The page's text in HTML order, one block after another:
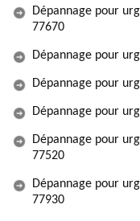
Dépannage pour
77670
Dépannage pour
Dépannage pour
Dépannage pour
Dépannage pour
77520
Dépannage pour
77930